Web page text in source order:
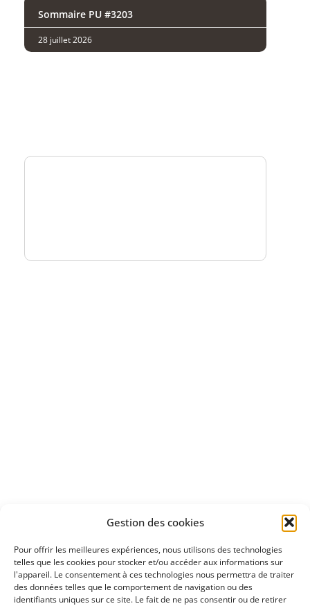
Gestion des cookies
Pour offrir les meilleures expériences, nous utilisons des technologies
telles que les cookies pour stocker et/ou accéder aux informations sur
l'appareil. Le consentement à ces technologies nous permettra de traiter
des données telles que le comportement de navigation ou des
identifiants uniques sur ce site. Le fait de ne pas consentir ou de retirer
Sommaire PU #3203
28 juillet 2026
Découvrez